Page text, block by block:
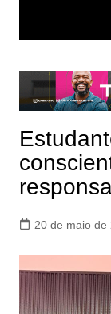
20 de maio de